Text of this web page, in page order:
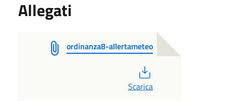
Allegati
ordinanza8-allertameteo
Scarica